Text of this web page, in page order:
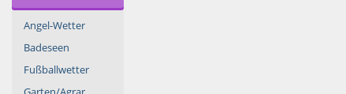
Angel-Wetter
Badeseen
Fußballwetter